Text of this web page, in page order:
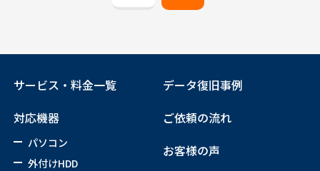
サービス・料金一覧
対応機器
パソコン
外付けHDD
データ復旧事例
ご依頼の流れ
お客様の声